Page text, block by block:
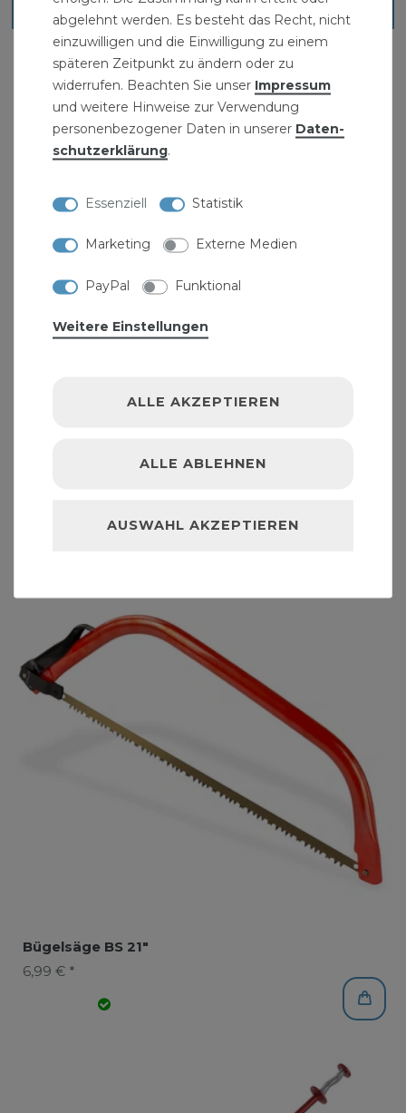
Blick ins Sortiment
Bügelsäge BS 21"
6,99 € *
abgelehnt werden. Es besteht das Recht, nicht
einzuwilligen und die Einwilligung zu einem
späteren Zeitpunkt zu ändern oder zu
widerrufen. Beachten Sie unser Impressum
und weitere Hinweise zur Verwendung
personenbezogener Daten in unserer Daten­
schutz­erklärung.
Essenziell Statistik
Marketing Externe Medien
PayPal Funktional
Weitere Einstellungen
ALLE AKZEPTIEREN
ALLE ABLEHNEN
AUSWAHL AKZEPTIEREN